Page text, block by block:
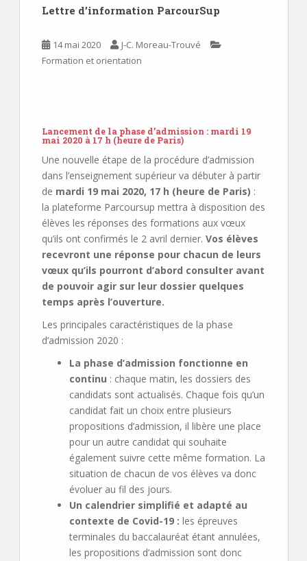
Lettre d’information ParcourSup
14 mai 2020
J-C. Moreau-Trouvé
Formation et orientation
Lancement de la phase d’admission : mardi 19
mai 2020 à 17 h (heure de Paris)
Une nouvelle étape de la procédure d’admission
dans l’enseignement supérieur va débuter à partir
de mardi 19 mai 2020, 17 h (heure de Paris) :
la plateforme Parcoursup mettra à disposition des
élèves les réponses des formations aux vœux
qu’ils ont confirmés le 2 avril dernier. Vos élèves
recevront une réponse pour chacun de leurs
vœux qu’ils pourront d’abord consulter avant
de pouvoir agir sur leur dossier quelques
temps après l’ouverture.
Les principales caractéristiques de la phase
d’admission 2020 :
La phase d’admission fonctionne en
continu : chaque matin, les dossiers des
candidats sont actualisés. Chaque fois qu’un
candidat fait un choix entre plusieurs
propositions d’admission, il libère une place
pour un autre candidat qui souhaite
également suivre cette même formation. La
situation de chacun de vos élèves va donc
évoluer au fil des jours.
Un calendrier simplifié et adapté au
contexte de Covid-19 : les épreuves
terminales du baccalauréat étant annulées,
les propositions d’admission sont donc